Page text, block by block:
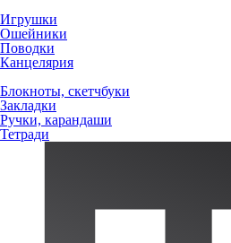
Игрушки
Ошейники
Поводки
Канцелярия
Блокноты, скетчбуки
Закладки
Ручки, карандаши
Тетради